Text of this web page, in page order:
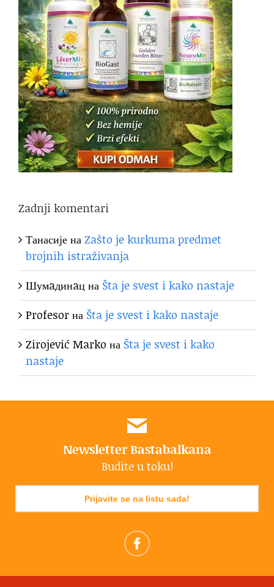
Zadnji komentari
ТанасијенаZašto je kurkuma predmet
brojnih istraživanja
Шумaдинaцна Šta je svest i kako nastaje
Profesorна Šta je svest i kako nastaje
Zirojević Marko на Šta je svest i kako
nastaje
Newsletter Bastabalkana
Budite u toku!
Prijavite se na listu sada!